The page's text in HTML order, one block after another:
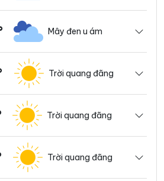
Mây đen u ám
Trời quang đãng
Trời quang đãng
Trời quang đãng